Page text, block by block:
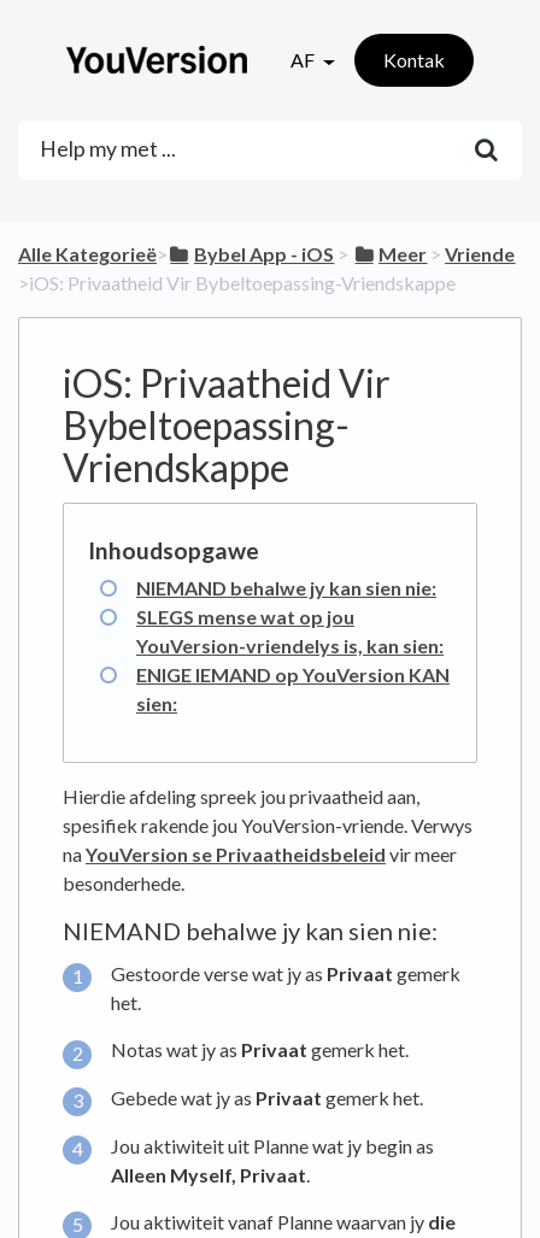
AF Kontak
Alle Kategorieë​>​ ​Bybel App - iOS ​ > ​ ​Meer ​ > ​​Vriende
>​ iOS: Privaatheid Vir Bybeltoepassing-Vriendskappe
iOS: Privaatheid Vir
Bybeltoepassing-
Vriendskappe
NIEMAND behalwe jy kan sien nie:
SLEGS mense wat op jou
YouVersion-vriendelys is, kan sien:
ENIGE IEMAND op YouVersion KAN
sien:
Hierdie afdeling spreek jou privaatheid aan,
spesifiek rakende jou YouVersion-vriende. Verwys
naYouVersion se Privaatheidsbeleid vir meer
besonderhede.
NIEMAND behalwe jy kan sien nie:
Gestoorde verse wat jy as Privaat gemerk
het.
Notas wat jy as Privaat gemerk het.
Gebede wat jy as Privaat gemerk het.
Jou aktiwiteit uit Planne wat jy begin as
Alleen Myself, Privaat
Jou aktiwiteit vanaf Planne waarvan jy die